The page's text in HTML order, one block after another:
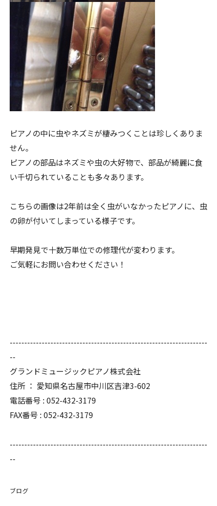
ピアノの中に虫やネズミが棲みつくことは珍しくありま
せん。
ピアノの部品はネズミや虫の大好物で、部品が綺麗に食
い千切られていることも多々あります。
こちらの画像は2年前は全く虫がいなかったピアノに、虫
の卵が付いてしまっている様子です。
早期発見で十数万単位での修理代が変わります。
ご気軽にお問い合わせください！
--------------------------------------------------------------------
--
グランドミュージックピアノ株式会社
住所 ： 愛知県名古屋市中川区吉津3-602
電話番号 : 052-432-3179
FAX番号 : 052-432-3179
--------------------------------------------------------------------
--
ブログ